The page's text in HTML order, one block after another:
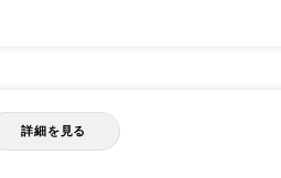
詳細を見る